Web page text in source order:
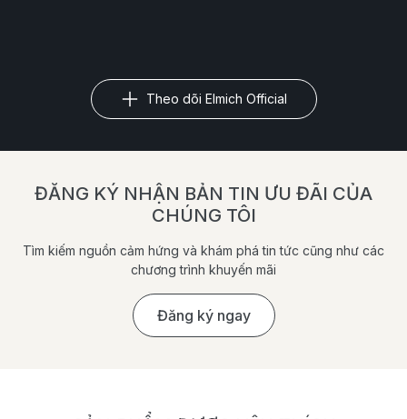
Theo dõi Elmich Official
ĐĂNG KÝ NHẬN BẢN TIN ƯU ĐÃI CỦA
CHÚNG TÔI
Tìm kiếm nguồn cảm hứng và khám phá tin tức cũng như các
chương trình khuyến mãi
Đăng ký ngay